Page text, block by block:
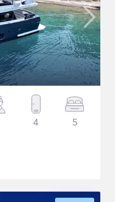
4 5